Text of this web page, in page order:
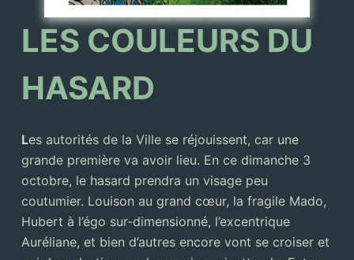
LES COULEURS DU
HASARD
Les autorités de la Ville se réjouissent, car une
grande première va avoir lieu. En ce dimanche 3
octobre, le hasard prendra un visage peu
coutumier. Louison au grand cœur, la fragile Mado,
Hubert à l’égo sur-dimensionné, l’excentrique
Auréliane, et bien d’autres encore vont se croiser et